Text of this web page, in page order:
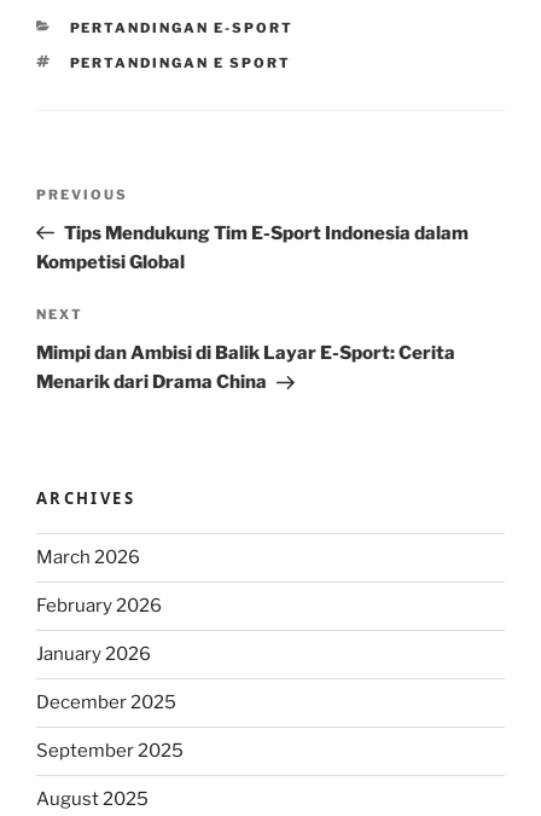
CATEGORIES
PERTANDINGAN E-SPORT
TAGS
PERTANDINGAN E SPORT
Previous
Post
PREVIOUS
Tips Mendukung Tim E-Sport Indonesia dalam
Kompetisi Global
Next
Post
NEXT
Mimpi dan Ambisi di Balik Layar E-Sport: Cerita
Menarik dari Drama China
ARCHIVES
March 2026
February 2026
January 2026
December 2025
September 2025
August 2025